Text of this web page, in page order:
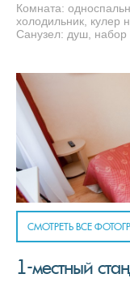
Комната:
холодильник, кулер
Санузел: душ, набор
СМОТРЕТЬ ВСЕ
1-местный